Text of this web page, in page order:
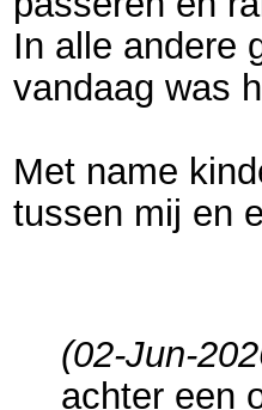
In alle andere
vandaag was
Met name
tussen mij en
(02-Jun-
achter een